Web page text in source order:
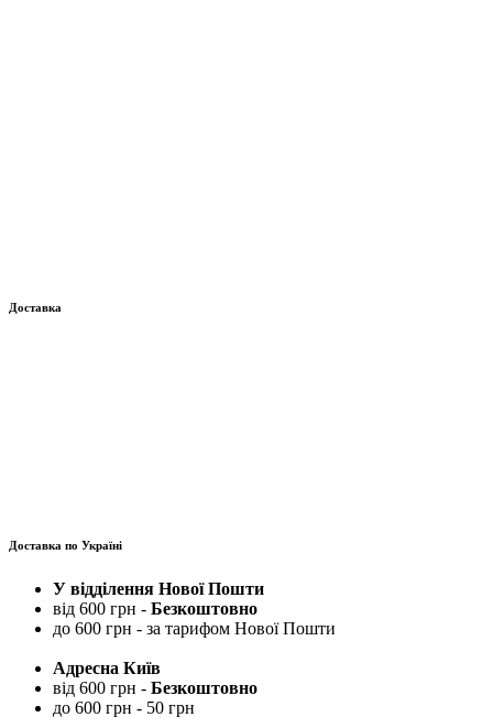
Доставка
Доставка по Україні
У відділення Нової Пошти
від 600 грн - Безкоштовно
до 600 грн - за тарифом Нової Пошти
Адресна Київ
від 600 грн - Безкоштовно
до 600 грн - 50 грн